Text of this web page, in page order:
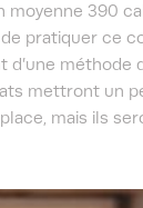
390
pratiquer ce
d’une méthode
mettront un
mais ils